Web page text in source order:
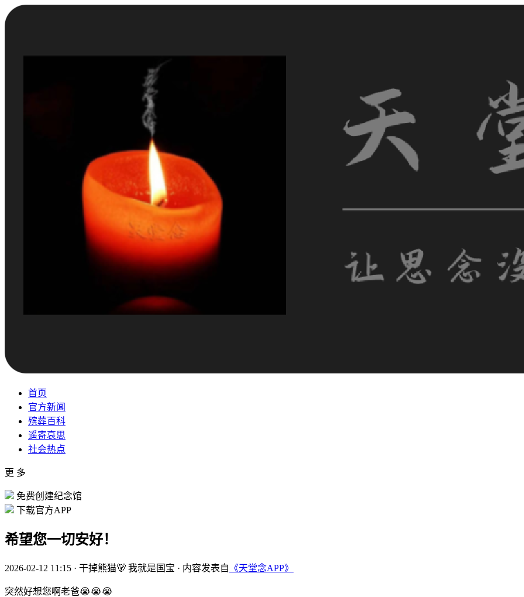
首页
官方新闻
殡葬百科
遥寄哀思
社会热点
更 多
免费创建纪念馆
下载官方APP
希望您一切安好！
2026-02-12 11:15 · 干掉熊猫🐻 我就是国宝 · 内容发表自 《天堂念APP》
突然好想您啊老爸😭😭😭